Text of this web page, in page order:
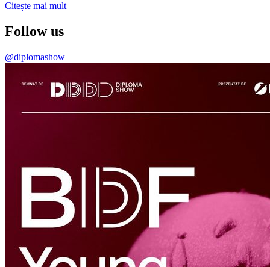
Citește mai mult
Follow us
@diplomashow